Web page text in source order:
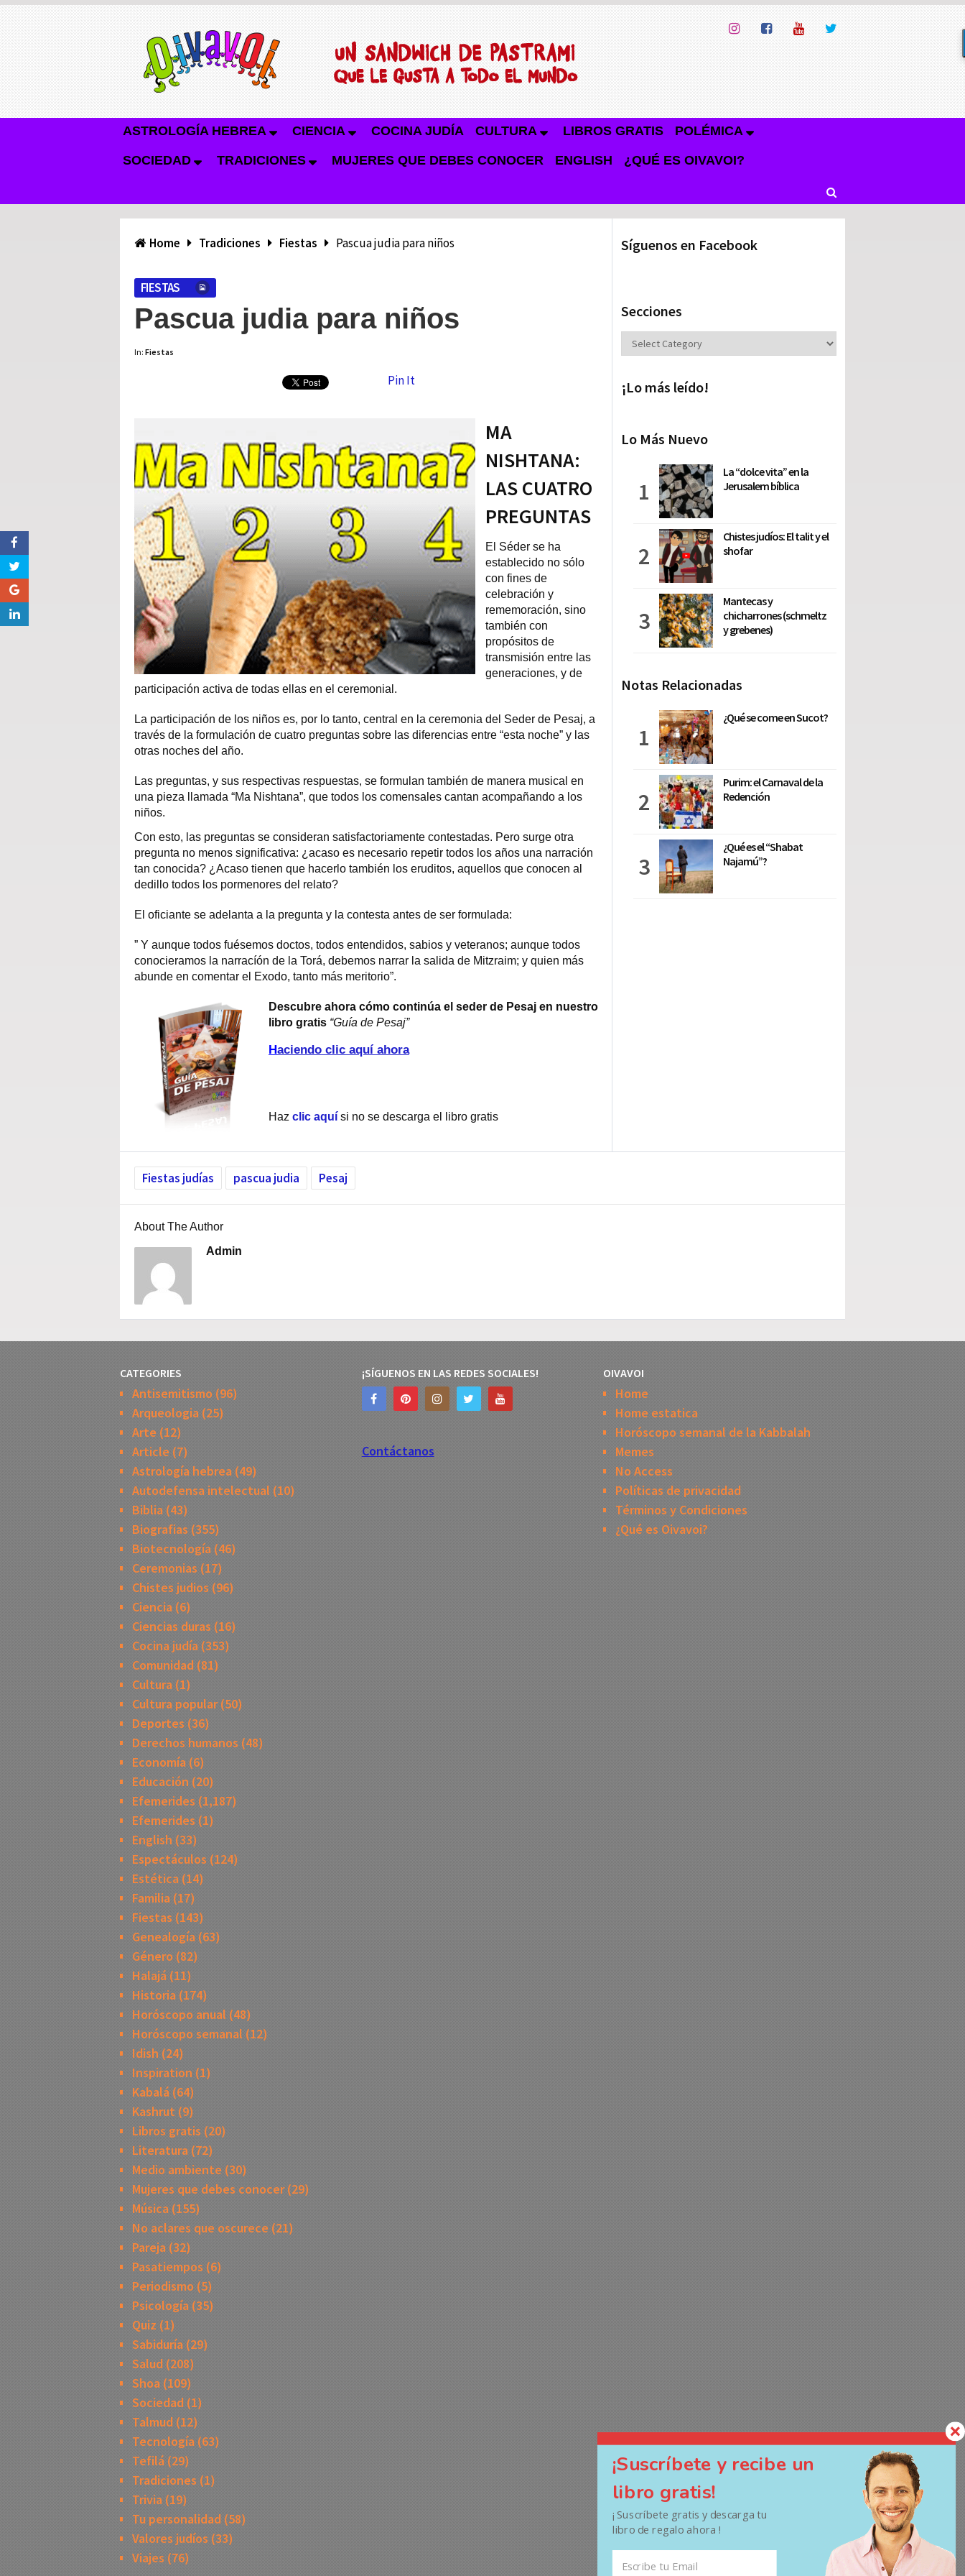
ASTROLOGÍA HEBREA CIENCIA COCINA JUDÍA CULTURA LIBROS GRATIS POLÉMICA
SOCIEDAD TRADICIONES MUJERES QUE DEBES CONOCER ENGLISH ¿QUÉ ES OIVAVOI?
Home Tradiciones Fiestas Pascua judia para niños
FIESTAS
Pascua judia para niños
In: Fiestas
Pin It
MA
NISHTANA:
LAS CUATRO
PREGUNTAS
El Séder se ha
establecido no sólo
con fines de
celebración y
rememoración, sino
también con
propósitos de
transmisión entre las
generaciones, y de
participación activa de todas ellas en el ceremonial.
La participación de los niños es, por lo tanto, central en la ceremonia del Seder de Pesaj, a
través de la formulación de cuatro preguntas sobre las diferencias entre “esta noche” y las
otras noches del año.
Las preguntas, y sus respectivas respuestas, se formulan también de manera musical en
una pieza llamada “Ma Nishtana”, que todos los comensales cantan acompañando a los
niños.
Con esto, las preguntas se consideran satisfactoriamente contestadas. Pero surge otra
pregunta no menos significativa: ¿acaso es necesario repetir todos los años una narración
tan conocida? ¿Acaso tienen que hacerlo también los eruditos, aquellos que conocen al
dedillo todos los pormenores del relato?
El oficiante se adelanta a la pregunta y la contesta antes de ser formulada:
” Y aunque todos fuésemos doctos, todos entendidos, sabios y veteranos; aunque todos
conocieramos la narracíón de la Torá, debemos narrar la salida de Mitzraim; y quien más
abunde en comentar el Exodo, tanto más meritorio”.
Descubre ahora cómo continúa el seder de Pesaj en nuestro
libro gratis “Guía de Pesaj”
Haciendo clic aquí ahora
Haz clic aquí si no se descarga el libro gratis
Síguenos en Facebook
Secciones
Secciones
¡Lo más leído!
Lo Más Nuevo
La “dolce vita” en la
Jerusalem bíblica
Chistes judíos: El talit y el
shofar
Mantecas y
chicharrones (schmeltz
y grebenes)
Notas Relacionadas
¿Qué se come en Sucot?
Purim: el Carnaval de la
Redención
¿Qué es el “Shabat
Najamú”?
Fiestas judías pascua judia Pesaj
About The Author
Admin
CATEGORIES
Antisemitismo (96)
Arqueologia (25)
Arte (12)
Article (7)
Astrología hebrea (49)
Autodefensa intelectual (10)
Biblia (43)
Biografias (355)
Biotecnología (46)
Ceremonias (17)
Chistes judios (96)
Ciencia (6)
Ciencias duras (16)
Cocina judía (353)
Comunidad (81)
Cultura (1)
Cultura popular(50)
Deportes (36)
Derechos humanos (48)
Economía (6)
Educación (20)
Efemerides (1,187)
Efemerides (1)
English (33)
Espectáculos (124)
Estética (14)
Familia (17)
Fiestas (143)
Genealogía (63)
Género (82)
Halajá (11)
Historia (174)
Horóscopo anual (48)
Horóscopo semanal (12)
Idish (24)
Inspiration (1)
Kabalá (64)
Kashrut (9)
Libros gratis (20)
Literatura (72)
Medio ambiente (30)
Mujeres que debes conocer(29)
Música (155)
No aclares que oscurece (21)
Pareja (32)
Pasatiempos (6)
Periodismo (5)
Psicología (35)
Quiz (1)
Sabiduría (29)
Salud (208)
Shoa (109)
Sociedad (1)
Talmud (12)
Tecnología (63)
Tefilá (29)
Tradiciones (1)
Trivia (19)
Tu personalidad (58)
Valores judíos (33)
Viajes (76)
¡SÍGUENOS EN LAS REDES SOCIALES!
Contáctanos
OIVAVOI
Home
Home estatica
Horóscopo semanal de la Kabbalah
Memes
No Access
Políticas de privacidad
Términos y Condiciones
¿Qué es Oivavoi?
¡Suscríbete y recibe un
libro gratis!
¡ Suscríbete gratis y descarga tu
libro de regalo ahora !